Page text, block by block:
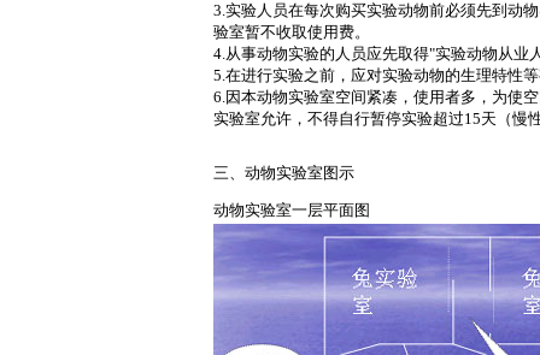
3.实验人员在每次购买实验动物前必须先到动
验室暂不收取使用费。
4.从事动物实验的人员应先取得"实验动物从业
5.在进行实验之前，应对实验动物的生理特性
6.因本动物实验室空间紧凑，使用者多，为使
实验室允许，不得自行暂停实验超过15天（慢
三、动物实验室图示
动物实验室一层平面图